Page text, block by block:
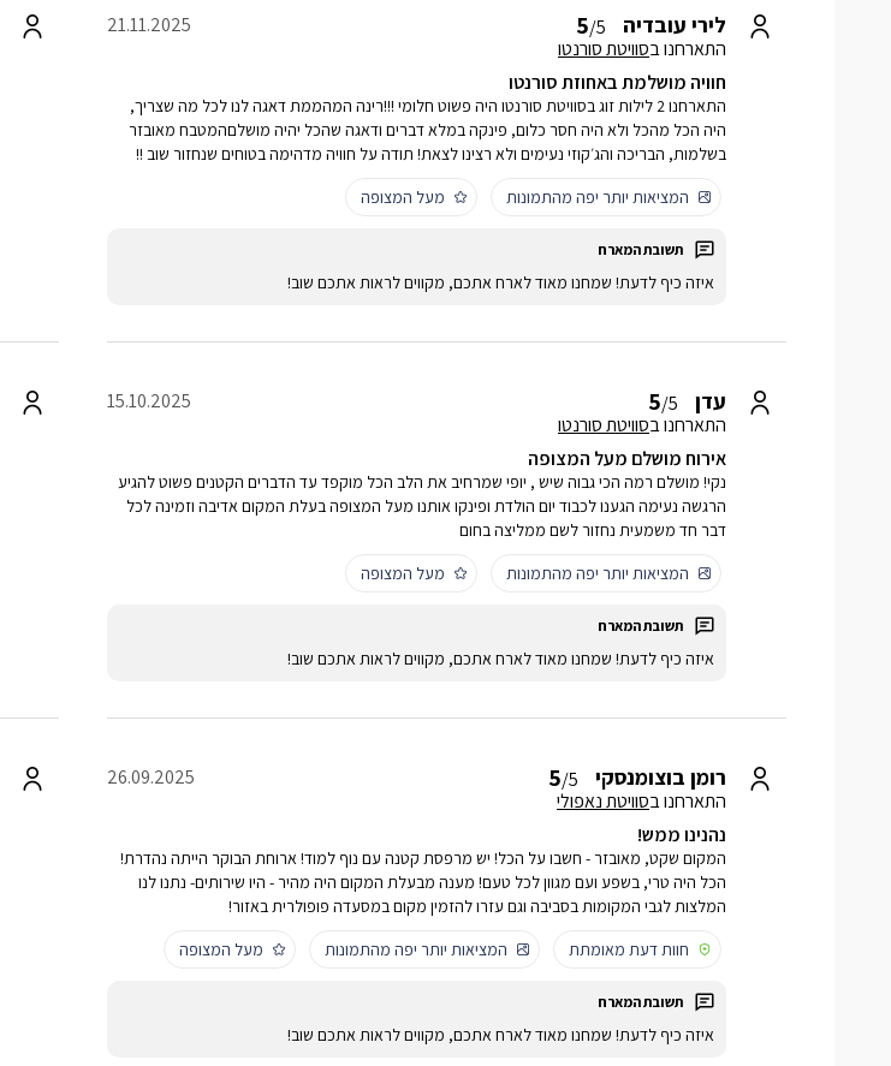
לירי עובדיה 5/5
התארחנו בסוויטת סורנטו
21.11.2025
חוויה מושלמת באחוזת סורנטו
התארחנו 2 לילות זוג בסוויטת סורנטו היה פשוט חלומי !!!רינה המהממת דאגה לנו לכל מה שצריך,
היה הכל מהכל ולא היה חסר כלום, פינקה במלא דברים ודאגה שהכל יהיה מושלםהמטבח מאובזר
בשלמות, הבריכה והג׳קוזי נעימים ולא רצינו לצאת! תודה על חוויה מדהימה בטוחים שנחזור שוב !!
המציאות יותר יפה מהתמונות
מעל המצופה
איזה כיף לדעת! שמחנו מאוד לארח אתכם, מקווים לראות אתכם שוב!
עדן 5/5
התארחנו בסוויטת סורנטו
15.10.2025
אירוח מושלם מעל המצופה
נקי! מושלם רמה הכי גבוה שיש , יופי שמרחיב את הלב הכל מוקפד עד הדברים הקטנים פשוט להגיע
הרגשה נעימה הגענו לכבוד יום הולדת ופינקו אותנו מעל המצופה בעלת המקום אדיבה וזמינה לכל
דבר חד משמעית נחזור לשם ממליצה בחום
המציאות יותר יפה מהתמונות
מעל המצופה
איזה כיף לדעת! שמחנו מאוד לארח אתכם, מקווים לראות אתכם שוב!
רומן בוצומנסקי 5/5
התארחנו בסוויטת נאפולי
26.09.2025
נהנינו ממש!
המקום שקט, מאובזר - חשבו על הכל! יש מרפסת קטנה עם נוף למוד! ארוחת הבוקר הייתה נהדרת!
הכל היה טרי, בשפע ועם מגוון לכל טעם! מענה מבעלת המקום היה מהיר - היו שירותים- נתנו לנו
המלצות לגבי המקומות בסביבה וגם עזרו להזמין מקום במסעדה פופולרית באזור!
חוות דעת מאומתת
המציאות יותר יפה מהתמונות מעל המצופה
איזה כיף לדעת! שמחנו מאוד לארח אתכם, מקווים לראות אתכם שוב!